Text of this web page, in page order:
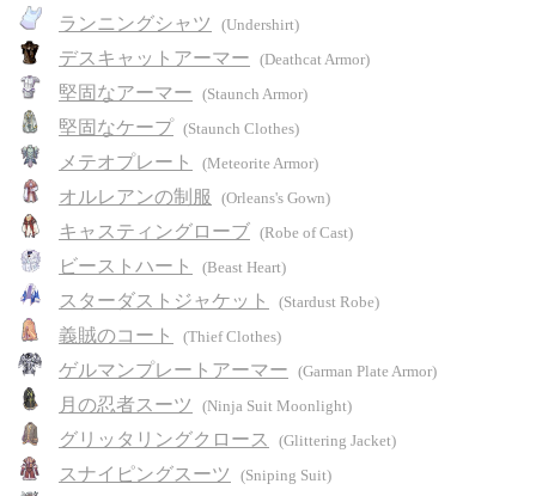
ランニングシャツ (Undershirt)
デスキャットアーマー (Deathcat Armor)
堅固なアーマー (Staunch Armor)
堅固なケープ (Staunch Clothes)
メテオプレート (Meteorite Armor)
オルレアンの制服 (Orleans's Gown)
キャスティングローブ (Robe of Cast)
ビーストハート (Beast Heart)
スターダストジャケット (Stardust Robe)
義賊のコート (Thief Clothes)
ゲルマンプレートアーマー (Garman Plate Armor)
月の忍者スーツ (Ninja Suit Moonlight)
グリッタリングクロース (Glittering Jacket)
スナイピングスーツ (Sniping Suit)